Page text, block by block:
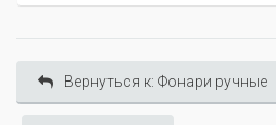
Вернуться к: Фонари ручные